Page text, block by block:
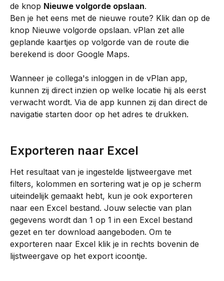
de knop Nieuwe volgorde opslaan.
Ben je het eens met de nieuwe route? Klik dan op de
knop Nieuwe volgorde opslaan. vPlan zet alle
geplande kaartjes op volgorde van de route die
berekend is door Google Maps.
Wanneer je collega's inloggen in de vPlan app,
kunnen zij direct inzien op welke locatie hij als eerst
verwacht wordt. Via de app kunnen zij dan direct de
navigatie starten door op het adres te drukken.
Exporteren naar Excel
Het resultaat van je ingestelde lijstweergave met
filters, kolommen en sortering wat je op je scherm
uiteindelijk gemaakt hebt, kun je ook exporteren
naar een Excel bestand. Jouw selectie van plan
gegevens wordt dan 1 op 1 in een Excel bestand
gezet en ter download aangeboden. Om te
exporteren naar Excel klik je in rechts bovenin de
lijstweergave op het export icoontje.